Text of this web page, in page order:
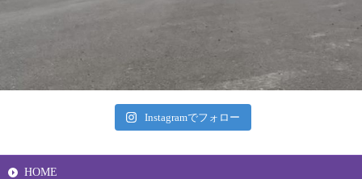
Instagramでフォロー
HOME